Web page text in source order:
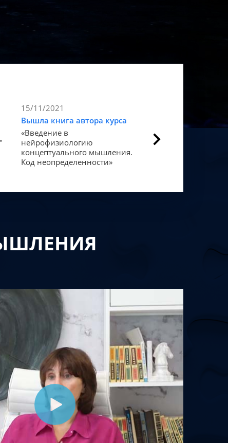
15/11/2021
Вышла книга автора курса
«Введение в
нейрофизиологию
концептуального мышления.
Код неопределенности»
Статья в Forbes
Как мозг
«счастье».